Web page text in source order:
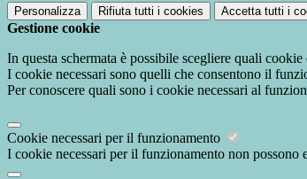
Personalizza Rifiuta tutti i cookies Accetta tutti i
Gestione cookie
In questa schermata è possibile scegliere quali cookie
I cookie necessari sono quelli che consentono il
Per conoscere quali sono i cookie necessari al
Cookie necessari per il funzionamento
I cookie necessari per il funzionamento non